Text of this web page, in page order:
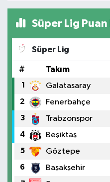
Süper Lig
Süper Lig
# Takım
1 Galatasaray
2 Fenerbahçe
3 Trabzonspor
4 Beşiktaş
5 Göztepe
6 Başakşehir